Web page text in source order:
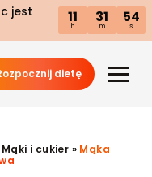
jest
11
h
31
m
53
s
dietę
Mąki i cukier » Mąka